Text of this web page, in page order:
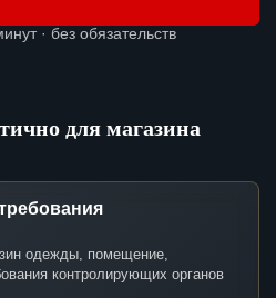
· без обязательств
для магазина
одежды, помещение,
контролирующих органов